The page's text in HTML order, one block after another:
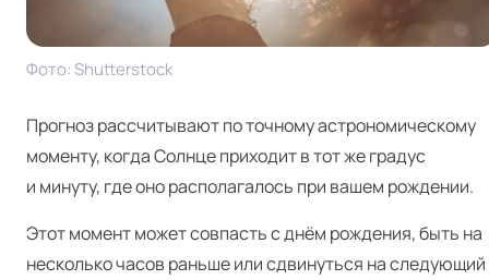
Фото: Shut­ter­stock
Прогноз рассчитывают по точному астрономическому
моменту, когда Солнце приходит в тот же градус
и минуту, где оно располагалось при вашем рождении.
Этот момент может совпасть с днём рождения, быть на
несколько часов раньше или сдвинуться на следующий